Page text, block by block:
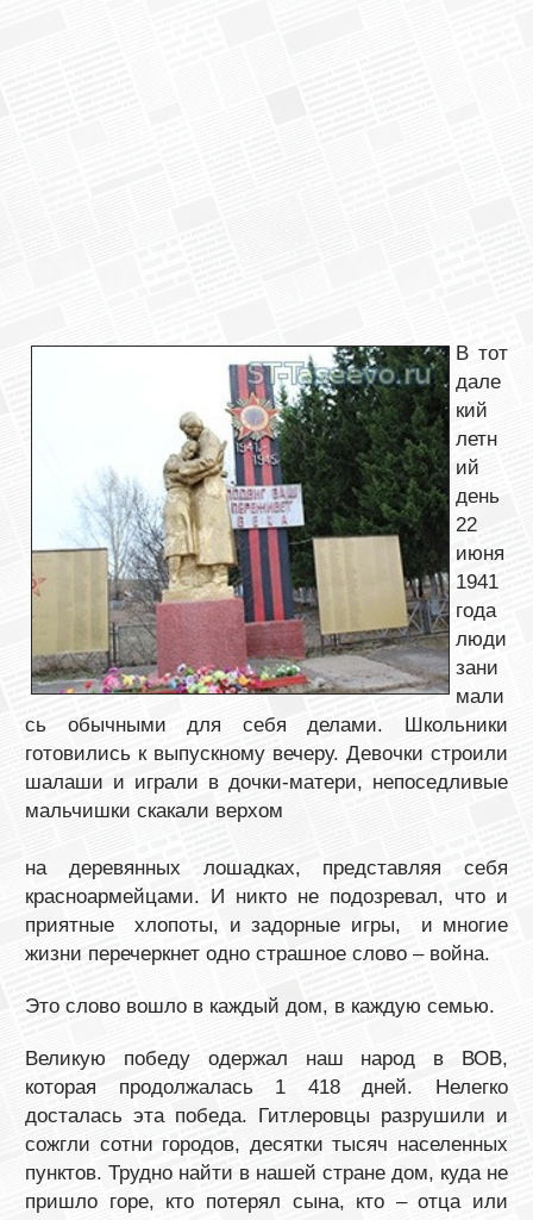
В тот
дале
кий
летн
ий
день
22
июня
1941
года
люди
зани
мали
сь обычными для себя делами. Школьники
готовились к выпускному вечеру. Девочки строили
шалаши и играли в дочки-матери, непоседливые
мальчишки скакали верхом
на деревянных лошадках, представляя себя
красноармейцами. И никто не подозревал, что и
приятные хлопоты, и задорные игры, и многие
жизни перечеркнет одно страшное слово – война.
Это слово вошло в каждый дом, в каждую семью.
Великую победу одержал наш народ в ВОВ,
которая продолжалась 1 418 дней. Нелегко
досталась эта победа. Гитлеровцы разрушили и
сожгли сотни городов, десятки тысяч населенных
пунктов. Трудно найти в нашей стране дом, куда не
пришло горе, кто потерял сына, кто – отца или